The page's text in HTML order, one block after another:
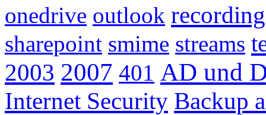
onedrive outlook recording
sharepoint smime streams
2003 2007 401 AD und
Internet Security Backup